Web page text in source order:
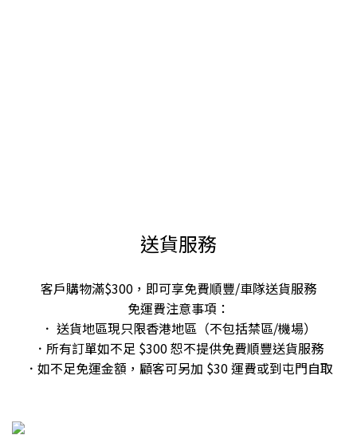
送貨服務
客戶購物滿$300，即可享免費順豐/車隊送貨服務
免運費注意事項：
． 送貨地區現只限香港地區（不包括禁區/機場）
．所有訂單如不足 $300 恕不提供免費順豐送貨服務
．如不足免運金額，顧客可另加 $30 運費或到屯門自取